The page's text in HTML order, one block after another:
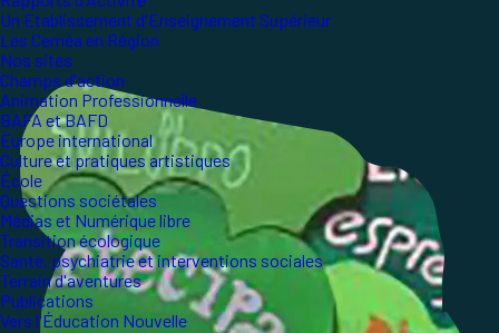
Un Etablissement d'Enseignement Supérieur
Les Ceméa en Région
Nos sites
Champs d'action
Animation Professionnelle
BAFA et BAFD
Europe international
Culture et pratiques artistiques
École
Questions sociétales
Médias et Numérique libre
Transition écologique
Santé, psychiatrie et interventions sociales
Terrain d'aventures
Publications
Vers l'Éducation Nouvelle